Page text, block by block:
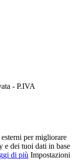
- P.IVA
per migliorare
e dei tuoi dati in base
di più Impostazioni